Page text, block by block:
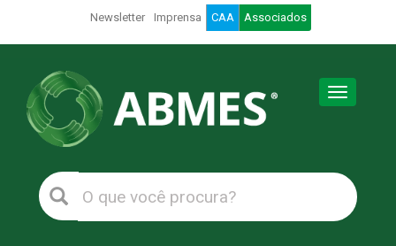
Newsletter Imprensa CAA Associados
Toggle